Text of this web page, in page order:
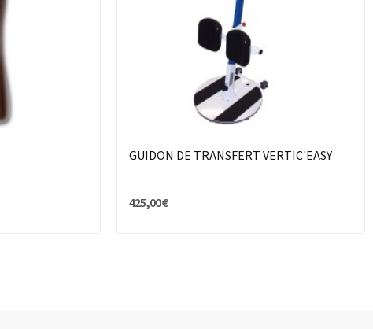
GUIDON DE TRANSFERT VERTIC'EASY
425,00 €